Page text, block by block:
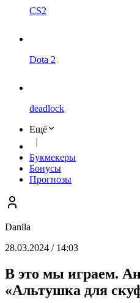
CS2
Dota 2
deadlock
Ещё
Букмекеры
Бонусы
Прогнозы
Danila
28.03.2024 / 14:03
В это мы играем.
«Альтушка для